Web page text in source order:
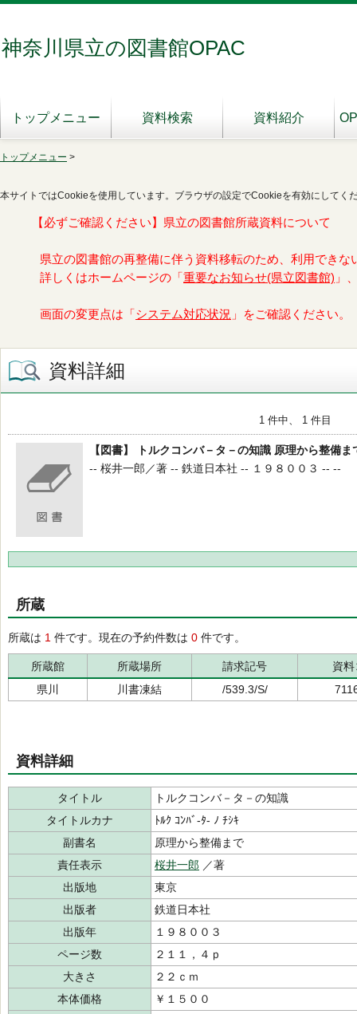
神奈川県立の図書館OPAC
トップメニュー 資料検索 資料紹介
トップメニュー >
本サイトではCookieを使用しています。ブラウザの設定でCookieを有効にしてく
【必ずご確認ください】県立の図書館所蔵資料について
県立の図書館の再整備に伴う資料移転のため、利用できな
詳しくはホームページの「 重要なお知らせ(県立図書館) 」
画面の変更点は「 システム対応状況 」をご確認ください。
資料詳細
1 件中、 1 件目
【図書】 トルクコンバ－タ－の知識 原理から整備ま
-- 桜井一郎／著 -- 鉄道日本社 -- １９８００３ -- --
所蔵
所蔵は 1 件です。現在の予約件数は 0 件です。
所蔵館 所蔵場所 請求記号
資
県川
川書凍結 /539.3/S/
資料詳細
タイトル
トルクコンバ－タ－の知識
タイトルカナ
ﾄﾙｸ ｺﾝﾊﾞ-ﾀ- ﾉ ﾁｼｷ
副書名
原理から整備まで
責任表示
桜井一郎 ／著
出版地
東京
出版者
鉄道日本社
出版年
１９８００３
ページ数
２１１，４ｐ
大きさ
２２ｃｍ
本体価格
￥１５００